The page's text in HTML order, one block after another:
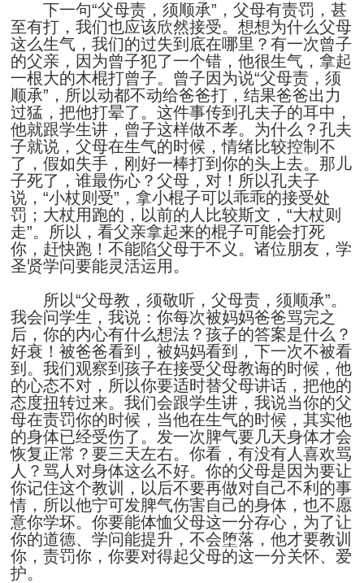
下一句“父母责，须顺承”，父母有责罚，甚
至有打，我们也应该欣然接受。想想为什么父母
这么生气，我们的过失到底在哪里？有一次曾子
的父亲，因为曾子犯了一个错，他很生气，拿起
一根大的木棍打曾子。曾子因为说“父母责，须
顺承”，所以动都不动给爸爸打，结果爸爸出力
过猛，把他打晕了。这件事传到孔夫子的耳中，
他就跟学生讲，曾子这样做不孝。为什么？孔夫
子就说，父母在生气的时候，情绪比较控制不
了，假如失手，刚好一棒打到你的头上去。那儿
子死了，谁最伤心？父母，对！所以孔夫子
说，“小杖则受”，拿小棍子可以乖乖的接受处
罚；大杖用跑的，以前的人比较斯文，“大杖则
走”。所以，看父亲拿起来的棍子可能会打死
你，赶快跑！不能陷父母于不义。诸位朋友，学
圣贤学问要能灵活运用。
所以“父母教，须敬听，父母责，须顺承”。
我会问学生，我说：你每次被妈妈爸爸骂完之
后，你的内心有什么想法？孩子的答案是什么？
好衰！被爸爸看到，被妈妈看到，下一次不被看
到。我们观察到孩子在接受父母教诲的时候，他
的心态不对，所以你要适时替父母讲话，把他的
态度扭转过来。我们会跟学生讲，我说当你的父
母在责罚你的时候，当他在生气的时候，其实他
的身体已经受伤了。发一次脾气要几天身体才会
恢复正常？要三天左右。你看，有没有人喜欢骂
人？骂人对身体这么不好。你的父母是因为要让
你记住这个教训，以后不要再做对自己不利的事
情，所以他宁可发脾气伤害自己的身体，也不愿
意你学坏。你要能体恤父母这一分存心，为了让
你的道德、学问能提升，不会堕落，他才要教训
你，责罚你，你要对得起父母的这一分关怀、爱
护。